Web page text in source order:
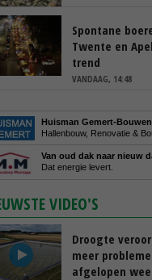
Spontane
Twente en
trend
VANDAAG, 14:48
Huisman Gemert-
Hallenbouw, Renovatie &
Van oud dak naar nieuw
Dat energie levert.
VIDEO'S
Droogte
meer
afgelopen